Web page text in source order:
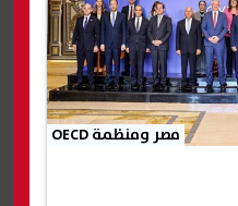
مصر ومنظمة OECD